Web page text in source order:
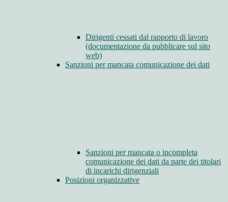
Dirigenti cessati dal rapporto di lavoro
(documentazione da pubblicare sul sito
web)
Sanzioni per mancata comunicazione dei dati
Sanzioni per mancata o incompleta
comunicazione dei dati da parte dei titolari
di incarichi dirigenziali
Posizioni organizzative